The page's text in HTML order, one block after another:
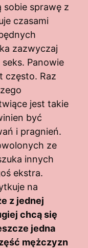
sobie sprawę z
czasami
zazwyczaj
Panowie
często. Raz
jest takie
być
i pragnień.
ze
innych
ekstra.
na
z jednej
chcą się
jedna
mężczyzn